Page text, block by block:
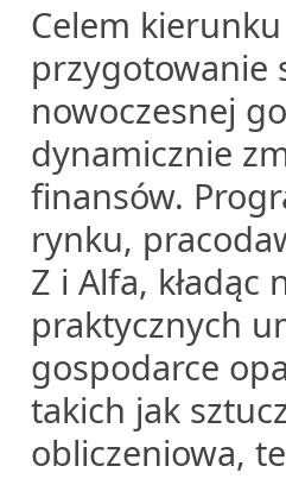
Celem
przygotowanie
nowoczesnej
dynamicznie
finansów.
rynku,
Z i Alfa, kładąc
praktycznych
gospodarce
takich jak
obliczeniowa,